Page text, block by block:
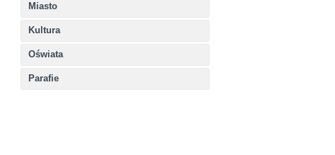
Miasto
Kultura
Oświata
Parafie